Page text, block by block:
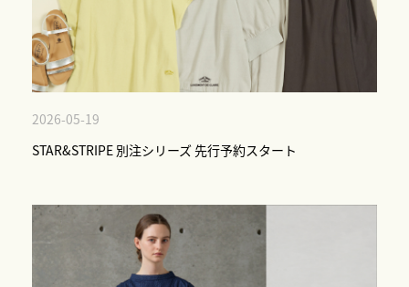
2026-05-19
STAR&STRIPE 別注シリーズ 先行予約スタート